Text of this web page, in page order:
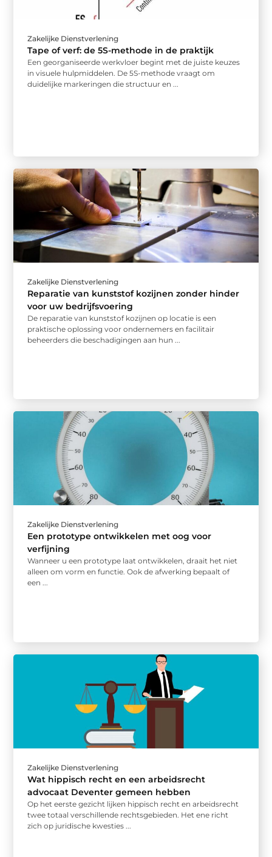
Zakelijke Dienstverlening
Tape of verf: de 5S-methode in de praktijk
Een georganiseerde werkvloer begint met de juiste keuzes
in visuele hulpmiddelen. De 5S-methode vraagt om
duidelijke markeringen die structuur en ...
Zakelijke Dienstverlening
Reparatie van kunststof kozijnen zonder hinder
voor uw bedrijfsvoering
De reparatie van kunststof kozijnen op locatie is een
praktische oplossing voor ondernemers en facilitair
beheerders die beschadigingen aan hun ...
Zakelijke Dienstverlening
Een prototype ontwikkelen met oog voor
verfijning
Wanneer u een prototype laat ontwikkelen, draait het niet
alleen om vorm en functie. Ook de afwerking bepaalt of
een ...
Zakelijke Dienstverlening
Wat hippisch recht en een arbeidsrecht
advocaat Deventer gemeen hebben
Op het eerste gezicht lijken hippisch recht en arbeidsrecht
twee totaal verschillende rechtsgebieden. Het ene richt
zich op juridische kwesties ...